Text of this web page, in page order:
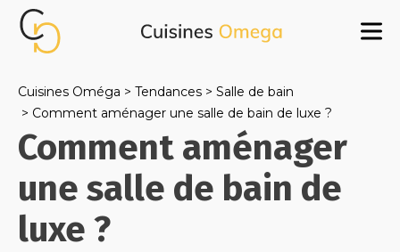
Cuisines Oméga Tendances
Salle de bain
Comment aménager une salle de bain de luxe ?
Comment aménager
une salle de bain de
luxe ?